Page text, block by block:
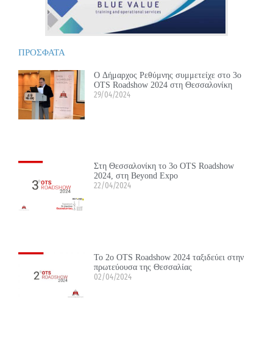
ΠΡΟΣΦΑΤΑ
Ο Δήμαρχος Ρεθύμνης συμμετείχε στο 3ο
OTS Roadshow 2024 στη Θεσσαλονίκη
29/04/2024
Στη Θεσσαλονίκη το 3ο OTS Roadshow
2024, στη Beyond Expo
22/04/2024
Το 2ο OTS Roadshow 2024 ταξιδεύει στην
πρωτεύουσα της Θεσσαλίας
02/04/2024